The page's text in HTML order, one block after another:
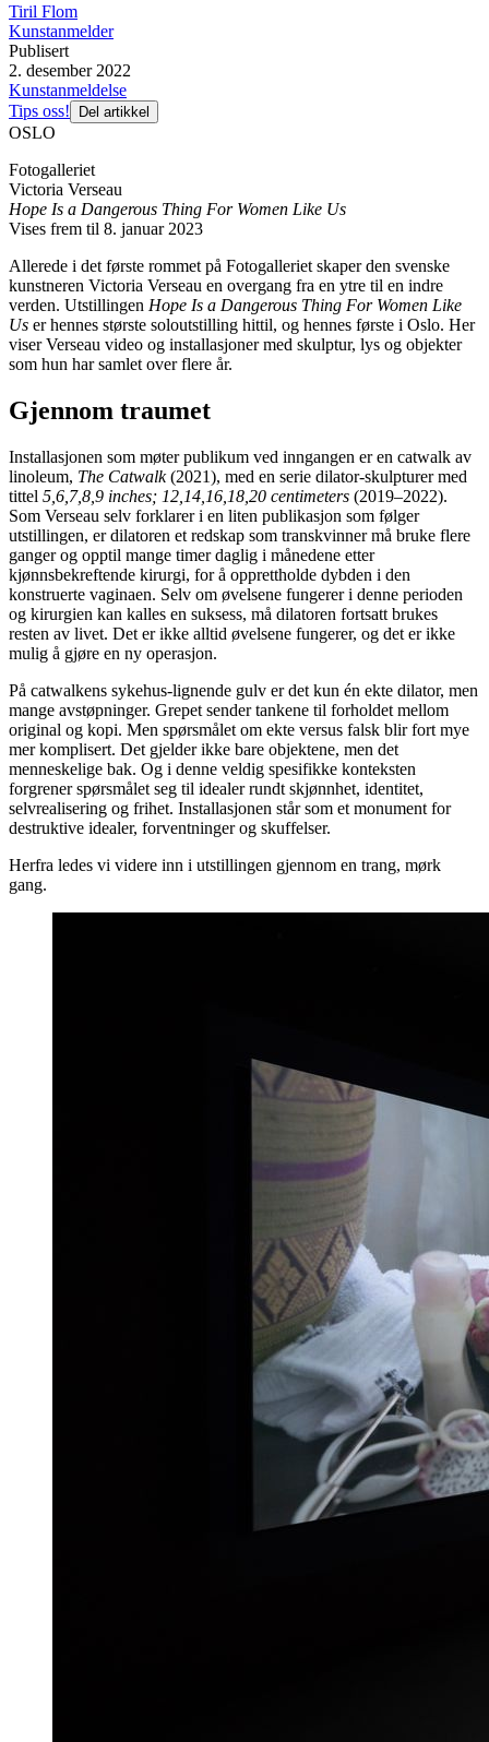
Tiril Flom
Kunstanmelder
Publisert
2. desember 2022
Kunstanmeldelse
Tips oss!
Del artikkel
OSLO
Fotogalleriet
Victoria Verseau
Hope Is a Dangerous Thing For Women Like Us
Vises frem til 8. januar 2023
Allerede i det første rommet på Fotogalleriet skaper den svenske
kunstneren Victoria Verseau en overgang fra en ytre til en indre
verden. Utstillingen Hope Is a Dangerous Thing For Women Like
Us er hennes største soloutstilling hittil, og hennes første i Oslo. Her
viser Verseau video og installasjoner med skulptur, lys og objekter
som hun har samlet over flere år.
Gjennom traumet
Installasjonen som møter publikum ved inngangen er en catwalk av
linoleum, The Catwalk(2021), med en serie dilator-skulpturer med
tittel 5,6,7,8,9 inches; 12,14,16,18,20 centimeters (2019–2022).
Som Verseau selv forklarer i en liten publikasjon som følger
utstillingen, er dilatoren et redskap som transkvinner må bruke flere
ganger og opptil mange timer daglig i månedene etter
kjønnsbekreftende kirurgi, for å opprettholde dybden i den
konstruerte vaginaen. Selv om øvelsene fungerer i denne perioden
og kirurgien kan kalles en suksess, må dilatoren fortsatt brukes
resten av livet. Det er ikke alltid øvelsene fungerer, og det er ikke
mulig å gjøre en ny operasjon.
På catwalkens sykehus-lignende gulv er det kun én ekte dilator, men
mange avstøpninger. Grepet sender tankene til forholdet mellom
original og kopi. Men spørsmålet om ekte versus falsk blir fort mye
mer komplisert. Det gjelder ikke bare objektene, men det
menneskelige bak. Og i denne veldig spesifikke konteksten
forgrener spørsmålet seg til idealer rundt skjønnhet, identitet,
selvrealisering og frihet. Installasjonen står som et monument for
destruktive idealer, forventninger og skuffelser.
Herfra ledes vi videre inn i utstillingen gjennom en trang, mørk
gang.